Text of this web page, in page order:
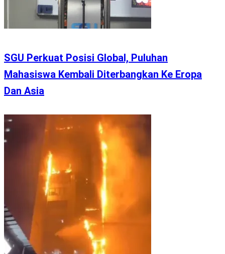
SGU Perkuat Posisi Global, Puluhan
Mahasiswa Kembali Diterbangkan Ke Eropa
Dan Asia